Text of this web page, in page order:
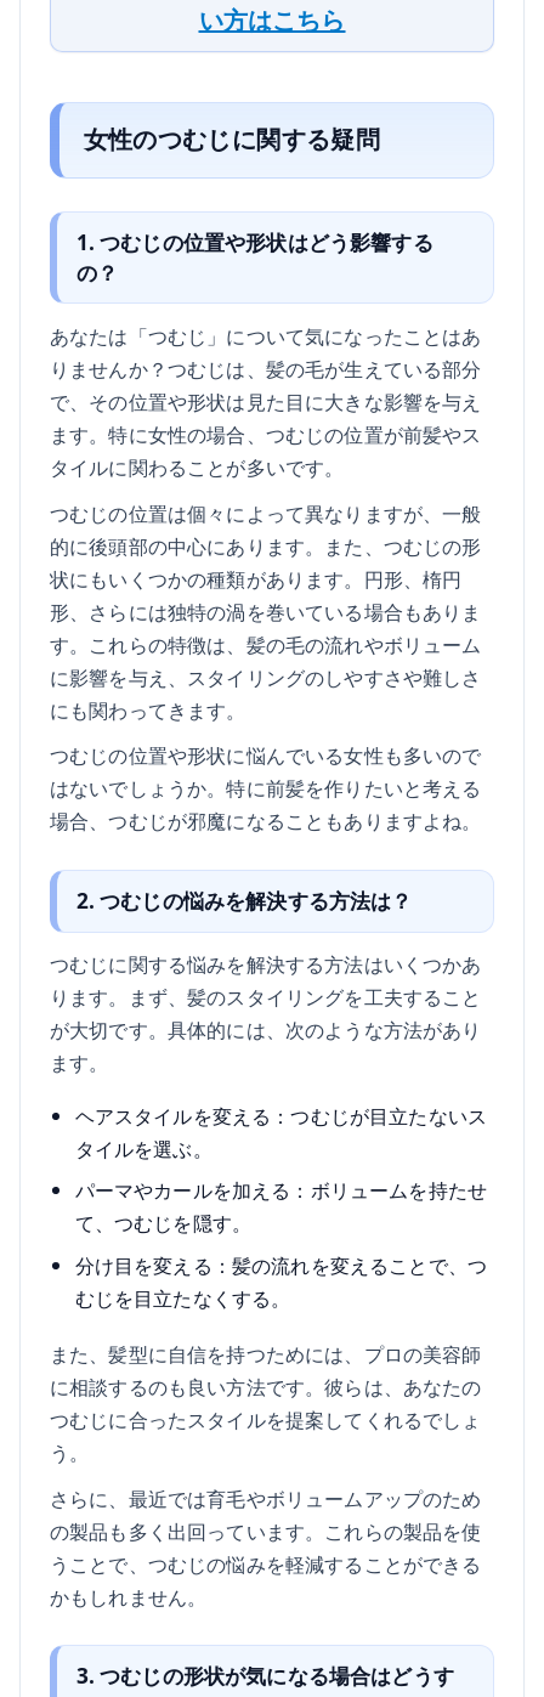
い方はこちら
女性のつむじに関する疑問
1. つむじの位置や形状はどう影響する
の？
あなたは「つむじ」について気になったことはあ
りませんか？つむじは、髪の毛が生えている部分
で、その位置や形状は見た目に大きな影響を与え
ます。特に女性の場合、つむじの位置が前髪やス
タイルに関わることが多いです。
つむじの位置は個々によって異なりますが、一般
的に後頭部の中心にあります。また、つむじの形
状にもいくつかの種類があります。円形、楕円
形、さらには独特の渦を巻いている場合もありま
す。これらの特徴は、髪の毛の流れやボリューム
に影響を与え、スタイリングのしやすさや難しさ
にも関わってきます。
つむじの位置や形状に悩んでいる女性も多いので
はないでしょうか。特に前髪を作りたいと考える
場合、つむじが邪魔になることもありますよね。
2. つむじの悩みを解決する方法は？
つむじに関する悩みを解決する方法はいくつかあ
ります。まず、髪のスタイリングを工夫すること
が大切です。具体的には、次のような方法があり
ます。
ヘアスタイルを変える：つむじが目立たないス
タイルを選ぶ。
パーマやカールを加える：ボリュームを持たせ
て、つむじを隠す。
分け目を変える：髪の流れを変えることで、つ
むじを目立たなくする。
また、髪型に自信を持つためには、プロの美容師
に相談するのも良い方法です。彼らは、あなたの
つむじに合ったスタイルを提案してくれるでしょ
う。
さらに、最近では育毛やボリュームアップのため
の製品も多く出回っています。これらの製品を使
うことで、つむじの悩みを軽減することができる
かもしれません。
3. つむじの形状が気になる場合はどうす